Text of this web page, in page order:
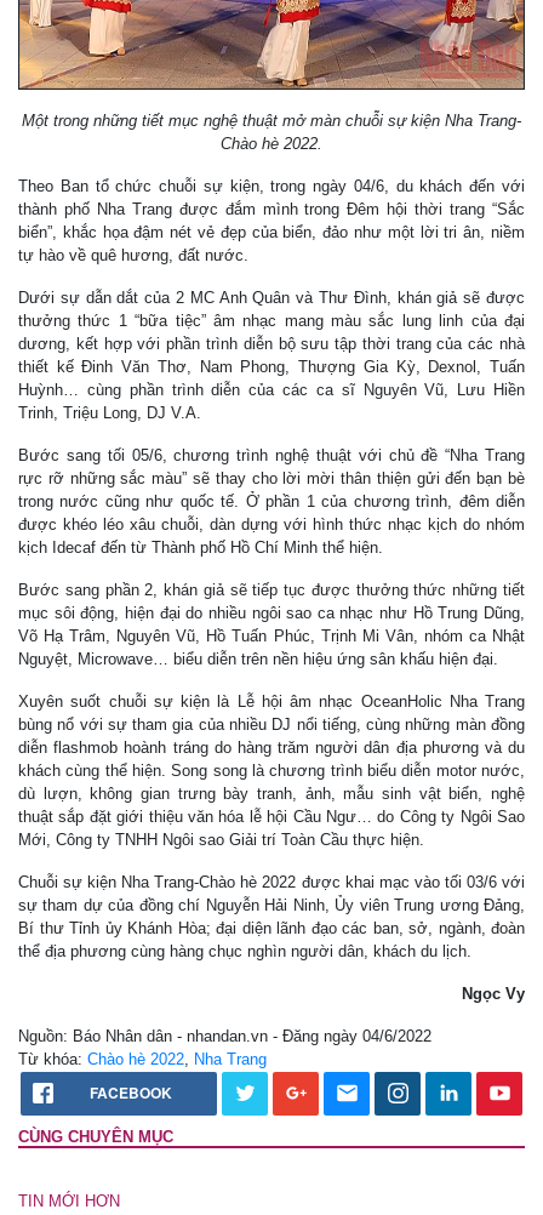
Một trong những tiết mục nghệ thuật mở màn chuỗi sự kiện Nha Trang-
Chào hè 2022.
Theo Ban tổ chức chuỗi sự kiện, trong ngày 04/6, du khách đến với
thành phố Nha Trang được đắm mình trong Đêm hội thời trang “Sắc
biển”, khắc họa đậm nét vẻ đẹp của biển, đảo như một lời tri ân, niềm
tự hào về quê hương, đất nước.
Dưới sự dẫn dắt của 2 MC Anh Quân và Thư Đình, khán giả sẽ được
thưởng thức 1 “bữa tiệc” âm nhạc mang màu sắc lung linh của đại
dương, kết hợp với phần trình diễn bộ sưu tập thời trang của các nhà
thiết kế Đinh Văn Thơ, Nam Phong, Thượng Gia Kỳ, Dexnol, Tuấn
Huỳnh… cùng phần trình diễn của các ca sĩ Nguyên Vũ, Lưu Hiền
Trinh, Triệu Long, DJ V.A.
Bước sang tối 05/6, chương trình nghệ thuật với chủ đề “Nha Trang
rực rỡ những sắc màu” sẽ thay cho lời mời thân thiện gửi đến bạn bè
trong nước cũng như quốc tế. Ở phần 1 của chương trình, đêm diễn
được khéo léo xâu chuỗi, dàn dựng với hình thức nhạc kịch do nhóm
kịch Idecaf đến từ Thành phố Hồ Chí Minh thể hiện.
Bước sang phần 2, khán giả sẽ tiếp tục được thưởng thức những tiết
mục sôi động, hiện đại do nhiều ngôi sao ca nhạc như Hồ Trung Dũng,
Võ Hạ Trâm, Nguyên Vũ, Hồ Tuấn Phúc, Trịnh Mi Vân, nhóm ca Nhật
Nguyệt, Microwave… biểu diễn trên nền hiệu ứng sân khấu hiện đại.
Xuyên suốt chuỗi sự kiện là Lễ hội âm nhạc OceanHolic Nha Trang
bùng nổ với sự tham gia của nhiều DJ nổi tiếng, cùng những màn đồng
diễn flashmob hoành tráng do hàng trăm người dân địa phương và du
khách cùng thể hiện. Song song là chương trình biểu diễn motor nước,
dù lượn, không gian trưng bày tranh, ảnh, mẫu sinh vật biển, nghệ
thuật sắp đặt giới thiệu văn hóa lễ hội Cầu Ngư… do Công ty Ngôi Sao
Mới, Công ty TNHH Ngôi sao Giải trí Toàn Cầu thực hiện.
Chuỗi sự kiện Nha Trang-Chào hè 2022 được khai mạc vào tối 03/6 với
sự tham dự của đồng chí Nguyễn Hải Ninh, Ủy viên Trung ương Đảng,
Bí thư Tỉnh ủy Khánh Hòa; đại diện lãnh đạo các ban, sở, ngành, đoàn
thể địa phương cùng hàng chục nghìn người dân, khách du lịch.
Ngọc Vy
Nguồn: Báo Nhân dân - nhandan.vn - Đăng ngày 04/6/2022
Từ khóa: Chào hè 2022 Nha Trang
FACEBOOK
CÙNG CHUYÊN MỤC
TIN MỚI HƠN